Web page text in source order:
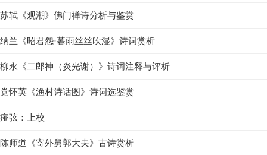
苏轼《观潮》佛门禅诗分析与鉴赏
纳兰《昭君怨·暮雨丝丝吹湿》诗词赏析
柳永《二郎神（炎光谢）》诗词注释与评析
党怀英《渔村诗话图》诗词选鉴赏
痖弦：上校
陈师道《寄外舅郭大夫》古诗赏析